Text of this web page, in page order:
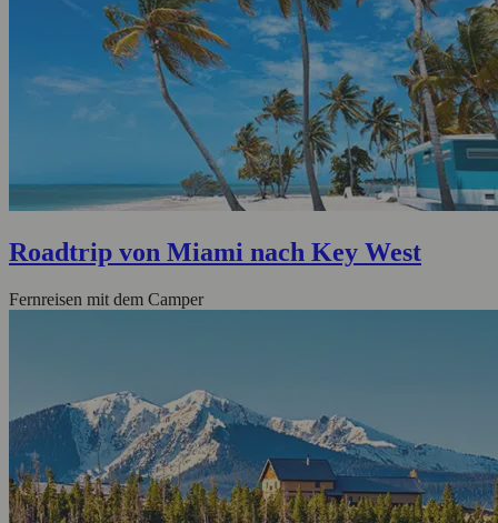
Roadtrip von Miami nach Key West
Fernreisen mit dem Camper